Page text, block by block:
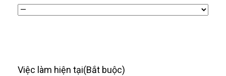
Việc làm hiện tại(Bắt buộc)